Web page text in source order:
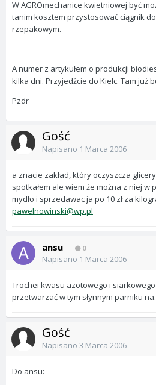
W AGROmechanice kwietniowej być
tanim kosztem przystosować ciągnik
rzepakowym.
A numer z artykułem o produkcji
kilka dni. Przyjedźcie do Kielc. Tam już
Pzdr
Gość
Napisano 1 Marca 2006
a znacie zakład, który oczyszcza
spotkałem ale wiem że można z niej
mydło i sprzedawac ja po 10 zł za
pawelnowinski@wp.pl
ansu 0
Napisano 1 Marca 2006
Trochei kwasu azotowego i
przetwarzać w tym słynnym parniku
Gość
Napisano 3 Marca 2006
Do ansu: